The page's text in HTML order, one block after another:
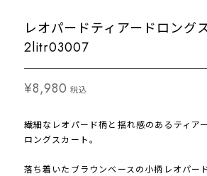
レオパードティアードロング
2litr03007
¥8,980 税込
繊細なレオパード柄と揺れ感のあるティア
ロングスカート。
落ち着いたブラウンベースの小柄レオパー